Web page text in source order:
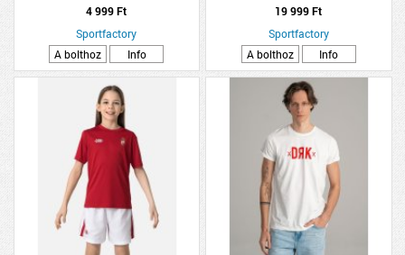
4 999 Ft
Sportfactory
A bolthoz
Info
19 999 Ft
Sportfactory
A bolthoz
Info